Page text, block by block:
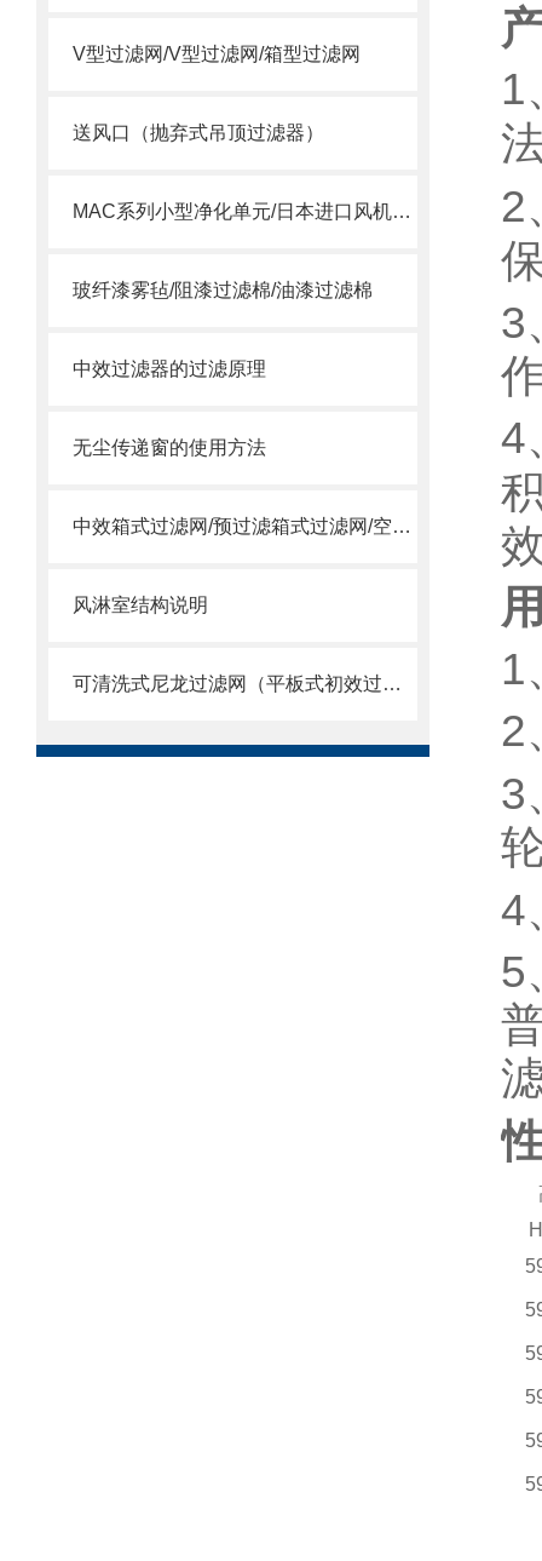
V型过滤网/V型过滤网/箱型过滤网
送风口（抛弃式吊顶过滤器）
MAC系列小型净化单元/日本进口风机单元/MAC风机
玻纤漆雾毡/阻漆过滤棉/油漆过滤棉
中效过滤器的过滤原理
无尘传递窗的使用方法
中效箱式过滤网/预过滤箱式过滤网/空调箱中效过滤网
风淋室结构说明
可清洗式尼龙过滤网（平板式初效过滤器）
1
2
3
4
1
2
3
4
5